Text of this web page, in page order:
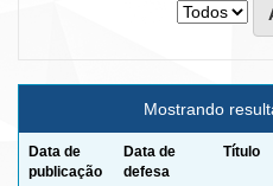
Mostrando
Data de
publicação
Data de
defesa
Título